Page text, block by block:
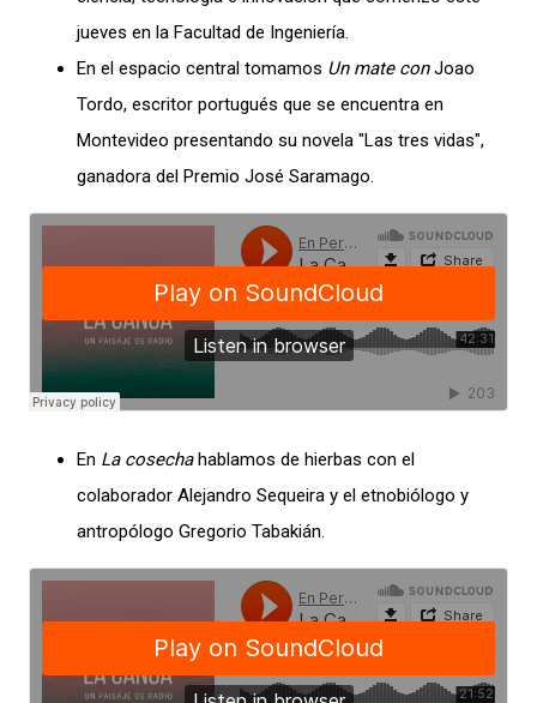
jueves en la Facultad de Ingeniería.
En el espacio central tomamos Un mate conJoao
Tordo, escritor portugués que se encuentra en
Montevideo presentando su novela "Las tres vidas",
ganadora del Premio José Saramago.
En La cosechahablamos de hierbas con el
colaborador Alejandro Sequeira y el etnobiólogo y
antropólogo Gregorio Tabakián.